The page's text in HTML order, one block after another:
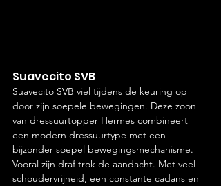
Suavecito SVB
Suavecito SVB viel tijdens de keuring op
door zijn soepele bewegingen. Deze zoon
van dressuurtopper Hermes combineert
een modern dressuurtype met een
bijzonder soepel bewegingsmechanisme.
Vooral zijn draf trok de aandacht. Met veel
schoudervrijheid, een constante cadans en